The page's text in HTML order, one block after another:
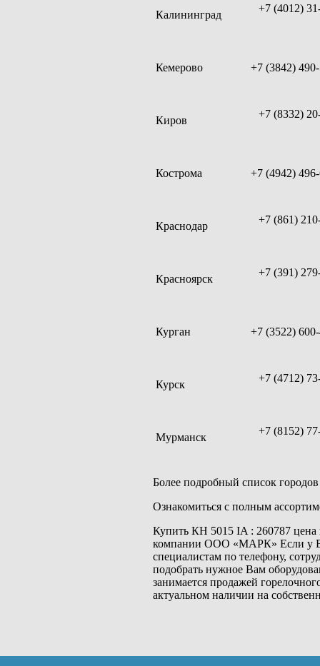
Калининград
+7 (4012)
Кемерово +7 (3842)
Киров
+7 (8332)
Кострома +7 (4942)
Краснодар
+7 (861)
Красноярск
+7 (391)
Курган +7 (3522)
Курск
+7 (4712)
Мурманск
+7 (8152)
Более подробный список
Ознакомиться с полным
Купить КН 5015 IA : 260787 цена
компании ООО «MAРК» Если у
специалистам по телефону,
подобрать нужное Вам
занимается продажей
актуальном наличии на